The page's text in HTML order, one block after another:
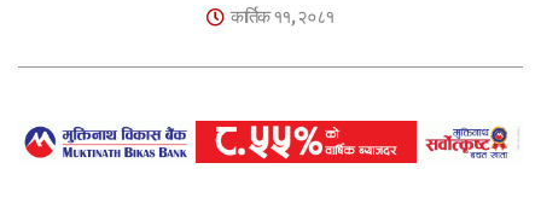
कार्तिक ११, २०८१